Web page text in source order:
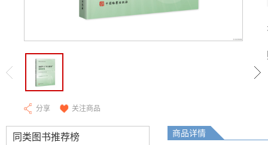
分享 关注商品
同类图书推荐榜
商品详情